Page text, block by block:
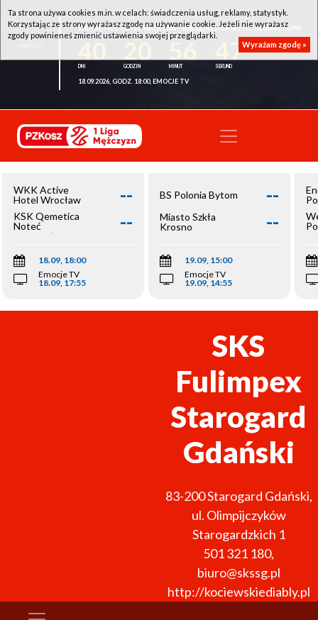
WKK ACTIVE HOTEL WROCŁAW - KSK QEMETICA NOTEĆ INOWROCŁAW
47
18.09.2026, GODZ. 18:00, EMOCJE TV
WKK Active
Hotel Wrocław
--
KSK Qemetica
Noteć
Inowrocław
--
18.09, 18:00
Emocje TV
18.09, 17:55
BS Polonia Bytom --
Miasto Szkła
Krosno
--
19.09, 15:00
Emocje TV
19.09, 14:55
SKS
Fulimpex
Starogard
Gdański
83-200Starogard Gdański,
ul. Olimpijczyków
Starogardzkich 1
501 321 180,
biuro@skssg.pl
http://kociewskiediably.pl
Ta strona używa cookies m.in. w celach: świadczenia usług, reklamy, statystyk.
Korzystając ze strony wyrażasz zgodę na używanie cookie. Jeżeli nie wyrażasz
zgody powinieneś zmienić ustawienia swojej przeglądarki.
Wyrażam zgodę »